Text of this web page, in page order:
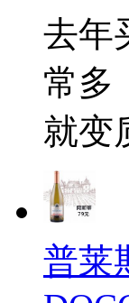
去年
常多
就变
普莱